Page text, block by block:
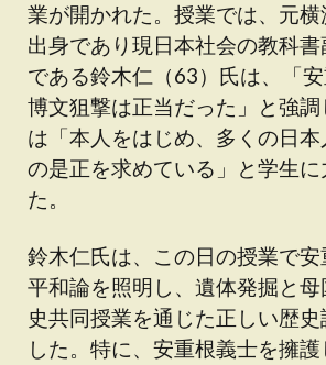
業が開かれた。授業では、元
出身であり現日本社会の教科
である鈴木仁（63）氏は、「
博文狙撃は正当だった」と強
は「本人をはじめ、多くの日
の是正を求めている」と学生
た。
鈴木仁氏は、この日の授業で
平和論を照明し、遺体発掘と
史共同授業を通じた正しい歴
した。特に、安重根義士を擁